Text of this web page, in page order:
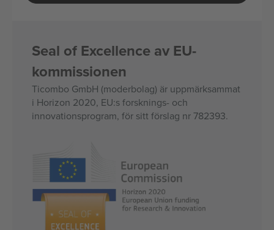
Seal of Excellence av EU-
kommissionen
Ticombo GmbH (moderbolag) är uppmärksammat
i Horizon 2020, EU:s forsknings- och
innovationsprogram, för sitt förslag nr 782393.